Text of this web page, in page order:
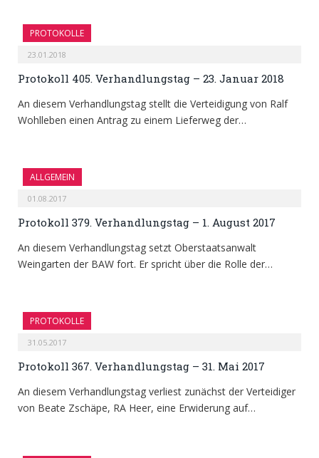
PROTOKOLLE
23.01.2018
Protokoll 405. Verhandlungstag – 23. Januar 2018
An diesem Verhandlungstag stellt die Verteidigung von Ralf
Wohlleben einen Antrag zu einem Lieferweg der…
ALLGEMEIN
01.08.2017
Protokoll 379. Verhandlungstag – 1. August 2017
An diesem Verhandlungstag setzt Oberstaatsanwalt
Weingarten der BAW fort. Er spricht über die Rolle der…
PROTOKOLLE
31.05.2017
Protokoll 367. Verhandlungstag – 31. Mai 2017
An diesem Verhandlungstag verliest zunächst der Verteidiger
von Beate Zschäpe, RA Heer, eine Erwiderung auf…